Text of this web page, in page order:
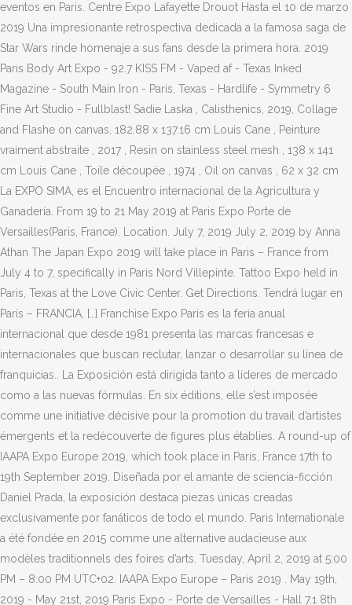
eventos en Paris. Centre Expo Lafayette Drouot Hasta el 10 de marzo
2019 Una impresionante retrospectiva dedicada a la famosa saga de
Star Wars rinde homenaje a sus fans desde la primera hora. 2019
Paris Body Art Expo - 92.7 KISS FM - Vaped af - Texas Inked
Magazine - South Main Iron - Paris, Texas - Hardlife - Symmetry 6
Fine Art Studio - Fullblast! Sadie Laska , Calisthenics, 2019, Collage
and Flashe on canvas, 182.88 x 137.16 cm Louis Cane , Peinture
vraiment abstraite , 2017 , Resin on stainless steel mesh , 138 x 141
cm Louis Cane , Toile découpée , 1974 , Oil on canvas , 62 x 32 cm
La EXPO SIMA, es el Encuentro internacional de la Agricultura y
Ganadería. From 19 to 21 May 2019 at Paris Expo Porte de
Versailles(Paris, France). Location. July 7, 2019 July 2, 2019 by Anna
Athan The Japan Expo 2019 will take place in Paris – France from
July 4 to 7, specifically in Paris Nord Villepinte. Tattoo Expo held in
Paris, Texas at the Love Civic Center. Get Directions. Tendrá lugar en
París – FRANCIA, […] Franchise Expo Paris es la feria anual
internacional que desde 1981 presenta las marcas francesas e
internacionales que buscan reclutar, lanzar o desarrollar su línea de
franquicias.. La Exposición está dirigida tanto a líderes de mercado
como a las nuevas fórmulas. En six éditions, elle s’est imposée
comme une initiative décisive pour la promotion du travail d’artistes
émergents et la redécouverte de figures plus établies. A round-up of
IAAPA Expo Europe 2019, which took place in Paris, France 17th to
19th September 2019. Diseñada por el amante de sciencia-ficción
Daniel Prada, la exposición destaca piezas únicas creadas
exclusivamente por fanáticos de todo el mundo. Paris Internationale
a été fondée en 2015 comme une alternative audacieuse aux
modèles traditionnels des foires d’arts. Tuesday, April 2, 2019 at 5:00
PM – 8:00 PM UTC+02. IAAPA Expo Europe – Paris 2019 . May 19th,
2019 - May 21st, 2019 Paris Expo - Porte de Versailles - Hall 7.1 8th